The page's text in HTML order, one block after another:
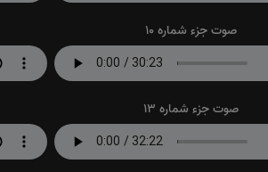
صوت جزء شماره 10
صوت جزء شماره 13